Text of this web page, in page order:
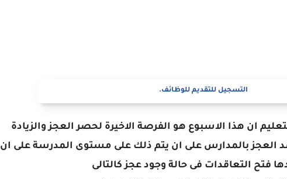
التسجيل للتقديم للوظائف.
ان هذا الاسبوع هو الفرصة الاخيرة لحصر العجز والزيادة
العجز بالمدارس على ان يتم ذلك على مستوى المدرسة على ان
فتح التعاقدات فى حالة وجود عجز كالتالى